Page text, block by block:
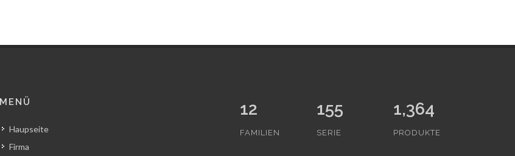
MENÜ
Haupseite
Firma
12
FAMILIEN
155
SERIE
1,364
PRODUKTE